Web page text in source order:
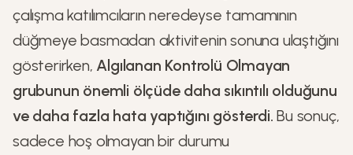
çalışma katılımcıların neredeyse tamamının
düğmeye basmadan aktivitenin sonuna ulaştığını
gösterirken, Algılanan Kontrolü Olmayan
grubunun önemli ölçüde daha sıkıntılı olduğunu
ve daha fazla hata yaptığını gösterdi.Bu sonuç,
sadece hoş olmayan bir durumu